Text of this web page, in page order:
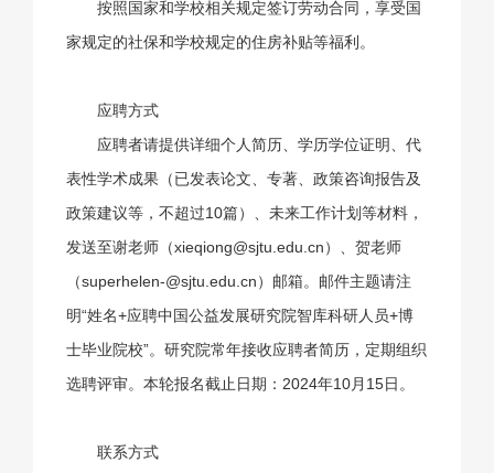
按照国家和学校相关规定签订劳动合同，享受国
家规定的社保和学校规定的住房补贴等福利。
应聘方式
应聘者请提供详细个人简历、学历学位证明、代
表性学术成果（已发表论文、专著、政策咨询报告及
政策建议等，不超过10篇）、未来工作计划等材料，
发送至谢老师（xieqiong@sjtu.edu.cn）、贺老师
（superhelen-@sjtu.edu.cn）邮箱。邮件主题请注
明“姓名+应聘中国公益发展研究院智库科研人员+博
士毕业院校”。研究院常年接收应聘者简历，定期组织
选聘评审。本轮报名截止日期：2024年10月15日。
联系方式